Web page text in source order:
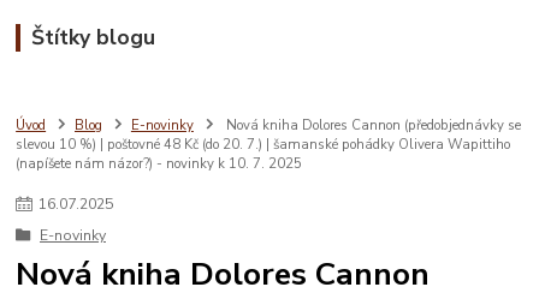
Štítky blogu
Úvod Blog E-novinky
Nová kniha Dolores Cannon (předobjednávky se
slevou 10 %) | poštovné 48 Kč (do 20. 7.) | šamanské pohádky Olivera Wapittiho
(napíšete nám názor?) - novinky k 10. 7. 2025
16.07.2025
E-novinky
Nová kniha Dolores Cannon